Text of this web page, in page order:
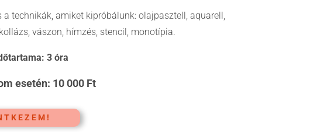
a technikák, amiket kipróbálunk: olajpasztell, aquarell,
vászon, hímzés, stencil, monotípia.
3 óra
esetén: 10 000 Ft